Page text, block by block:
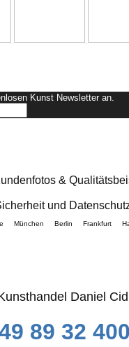
Kunst Newsletter
&
und
. d e München Berlin
Daniel
89 32